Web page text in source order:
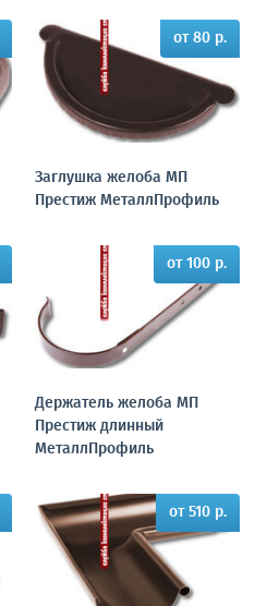
от 80 р.
Заглушка желоба МП
Престиж МеталлПрофиль
от 100 р.
Держатель желоба МП
Престиж длинный
МеталлПрофиль
от 510 р.